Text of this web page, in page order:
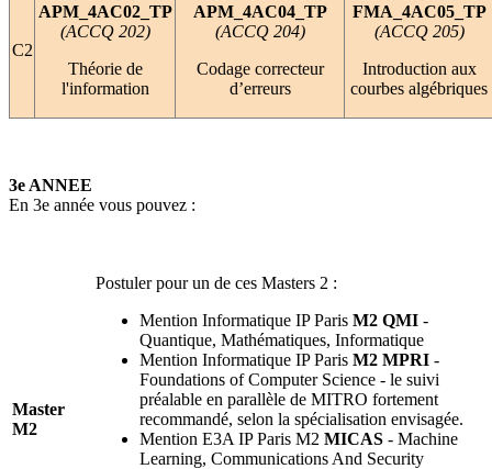
C2
APM_4AC02_TP
(ACCQ 202)
Théorie de
l'information
APM_4AC04_TP
(ACCQ 204)
Codage correcteur
d’erreurs
FMA_4AC05_TP
(ACCQ 205)
Introduction aux
courbes algébriques
3e ANNEE
En 3e année vous pouvez :
Master
M2
Postuler pour un de ces Masters 2 :
Mention Informatique IP Paris M2 QMI -
Quantique, Mathématiques, Informatique
Mention Informatique IP Paris M2 MPRI -
Foundations of Computer Science - le suivi
préalable en parallèle de MITRO fortement
recommandé, selon la spécialisation envisagée.
Mention E3A IP Paris M2 MICAS - Machine
Learning, Communications And Security